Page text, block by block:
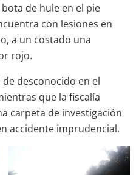
de hule en el pie
con lesiones en
a un costado una
rojo.
desconocido en el
que la fiscalía
carpeta de investigación
accidente imprudencial.